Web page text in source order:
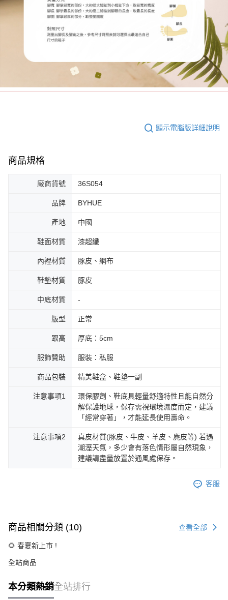
顯示電腦版詳細說明
商品規格
廠商貨號 36S054
品牌 BYHUE
產地 中國
鞋面材質 漆超纖
內裡材質 豚皮、網布
鞋墊材質 豚皮
中底材質 -
版型 正常
跟高 厚底：5cm
服飾贊助 服裝：私服
商品包裝 精美鞋盒、鞋墊一副
注意事項1
環保膠劑、鞋底具輕量舒適特性且能自然分
解保護地球，保存需視環境濕度而定，建議
「經常穿著」，才能延長使用壽命。
注意事項2
真皮材質(豚皮、牛皮、羊皮、麂皮等) 若遇
潮溼天氣，多少會有落色情形屬自然現象，
建議請盡量放置於通風處保存。
客服
商品相關分類 (10) 查看全部
🌻 春夏新上市 !
全站商品
本分類熱銷全站排行